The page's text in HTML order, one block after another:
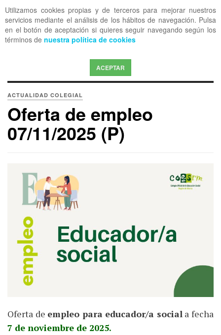
Utilizamos cookies propias y de terceros para mejorar nuestros
servicios mediante el análisis de los hábitos de navegación. Pulsa
en el botón de aceptación si quieres seguir navegando según los
términos de nuestra política de cookies
ACEPTAR
OFF CANVAS
ACTUALIDAD COLEGIAL
Oferta de empleo
07/11/2025 (P)
Oferta de empleo para educador/a social a fecha
7 de noviembre de 2025.